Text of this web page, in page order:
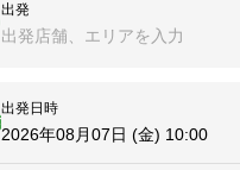
出発
出発店舗、エリアを入力
出発日時
2026年08月07日 (金) 10:00